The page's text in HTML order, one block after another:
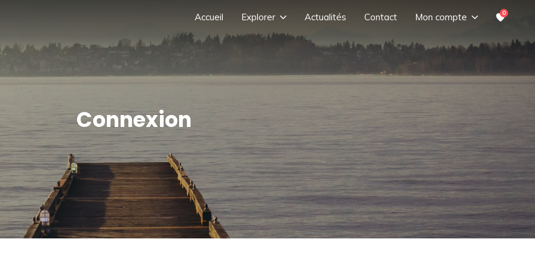
Accueil Explorer Actualités Contact Mon compte 0
Connexion